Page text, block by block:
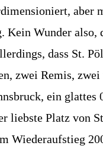
Wunder also,
dass St.
zwei Remis,
ein
Platz von